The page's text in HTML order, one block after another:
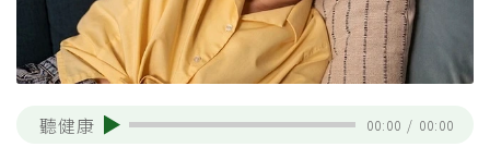
聽健康 00:00 / 00:00